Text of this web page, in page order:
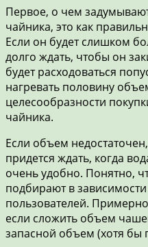
Первое, о чем
чайника, это как
Если он будет слишком
долго ждать, чтобы он
будет расходоваться
нагревать половину
целесообразности
чайника.
Если объем
придется ждать, когда
очень удобно. Понятно,
подбирают в
пользователей.
если сложить объем
запасной объем (хотя бы